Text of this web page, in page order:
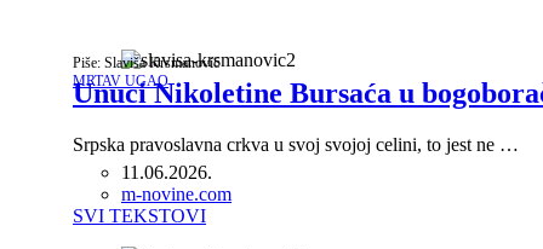
Piše: Slaviša Krsmanović
MRTAV UGAO
Unuci Nikoletine Bursaća u
Srpska pravoslavna crkva u svoj svojoj celini, to jest ne …
11.06.2026.
Author
m-novine.com
SVI TEKSTOVI